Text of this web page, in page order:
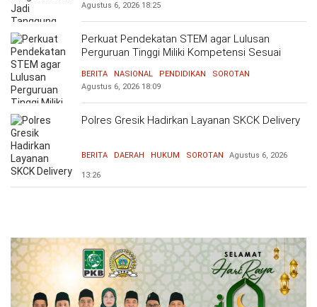
Agustus 6, 2026 18:25
Perkuat Pendekatan STEM agar Lulusan
Perguruan Tinggi Miliki Kompetensi Sesuai
BERITA NASIONAL PENDIDIKAN
SOROTAN
Agustus 6, 2026 18:09
Polres Gresik Hadirkan Layanan SKCK Delivery
BERITA DAERAH HUKUM SOROTAN Agustus 6, 2026
13:26